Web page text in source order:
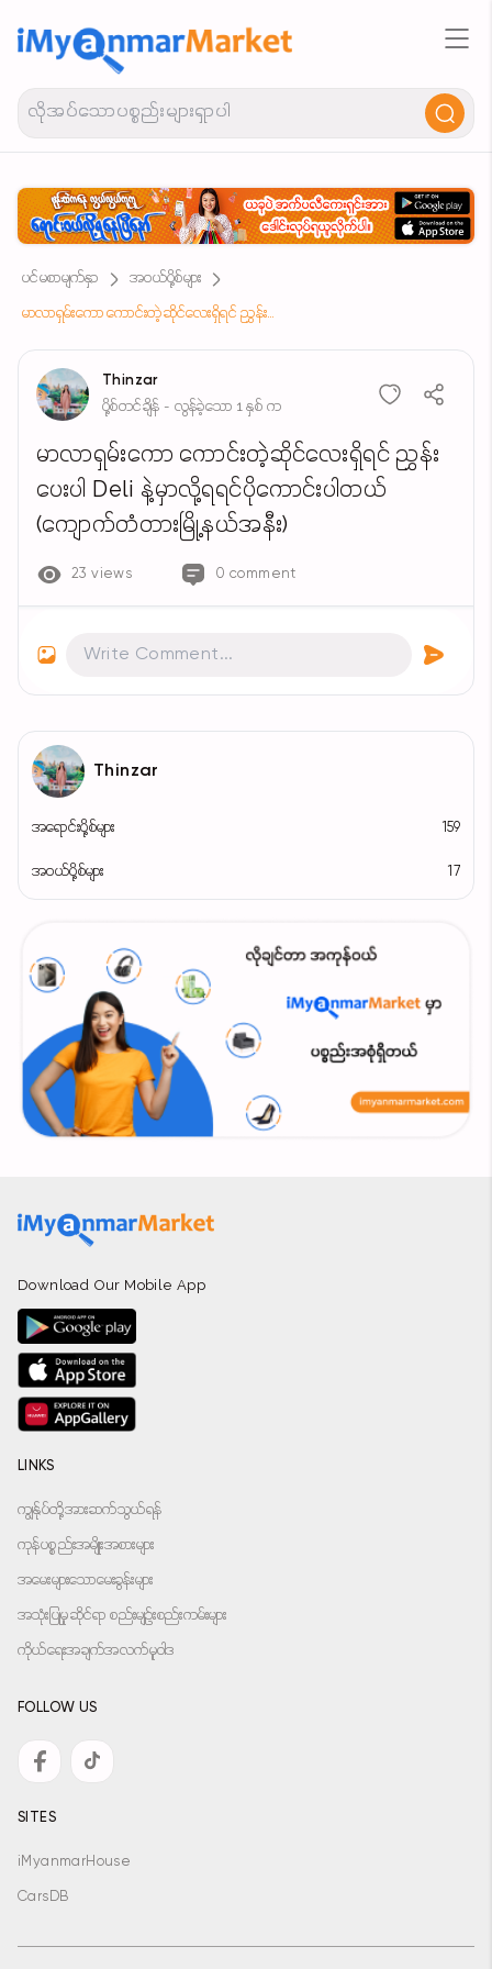
ပင်မစာမျက်နှာ
အဝယ်ပို့စ်များ
မာလာရှမ်းကော ကောင်းတဲ့ဆိုင်လေးရှိရင် ညွှန်းပေးပါ Deli နဲ့မှာလို့ရရင်ပိုကောင်းပါတယ် (ကျောက်တံတားမြို့နယ်အနီး)
Thinzar
ပို့စ်တင်ချိန် - လွန်ခဲ့သော 1 နှစ် က
မာလာရှမ်းကော ကောင်းတဲ့ဆိုင်လေးရှိရင် ညွှန်း
ပေးပါ Deli နဲ့မှာလို့ရရင်ပိုကောင်းပါတယ်
(ကျောက်တံတားမြို့နယ်အနီး)
23 views 0 comment
Thinzar
အရောင်းပို့စ်များ 159
အဝယ်ပို့စ်များ 17
Download Our Mobile App
LINKS
ကျွန်ုပ်တို့အားဆက်သွယ်ရန်
ကုန်ပစ္စည်းအမျိုးအစားများ
အမေးများသောမေးခွန်းများ
အသုံးပြုမှုဆိုင်ရာ စည်းမျဉ်းစည်းကမ်းများ
ကိုယ်ရေးအချက်အလက်မူဝါဒ
FOLLOW US
SITES
iMyanmarHouse
CarsDB